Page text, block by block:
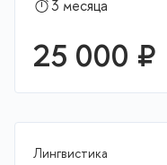
3 месяца
25 000 ₽
Лингвистика